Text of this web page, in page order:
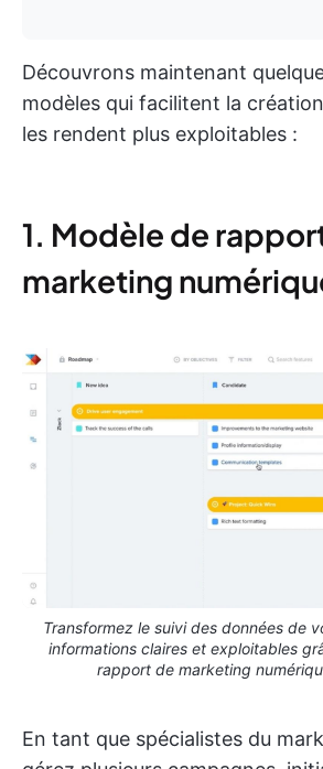
Découvrons maintenant
modèles qui facilitent la
les rendent plus exploitables :
1. Modèle de
marketing
Transformez le suivi des données de
informations claires et exploitables
rapport de marketing
En tant que spécialistes du